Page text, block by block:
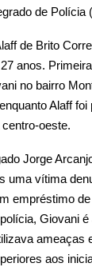
de Polícia
de Brito
anos.
no bairro
Alaff
oeste.
Jorge
uma vítima
empréstimo
Giovani
ameaças
aos